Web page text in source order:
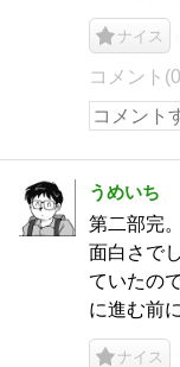
ナイス
コメント
うめいち
第二部完
面白さで
ていたの
に進む前
ナイス